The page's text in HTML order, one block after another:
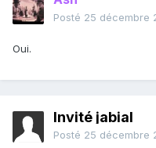
Posté 25 décembre
Oui.
Invité jabial
Posté 25 décembre